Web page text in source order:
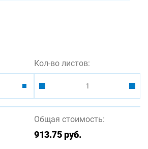
Кол-во листов:
Общая стоимость:
913.75руб.